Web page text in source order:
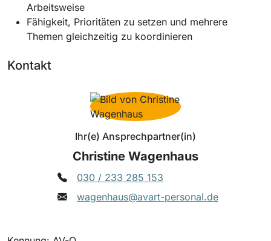
Arbeitsweise
Fähigkeit, Prioritäten zu setzen und mehrere
Themen gleichzeitig zu koordinieren
Kontakt
Ihr(e) Ansprechpartner(in)
Christine Wagenhaus
030 / 233 285 153
wagenhaus@avart-personal.de